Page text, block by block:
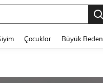
Çocuklar Büyük Beden